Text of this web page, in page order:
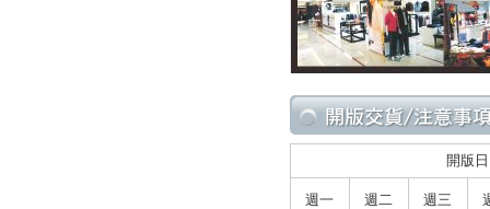
開版日
週一 週二 週三